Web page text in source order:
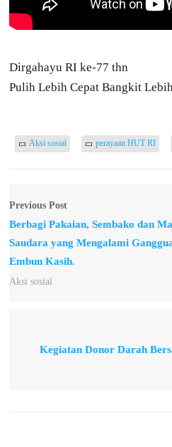
Dirgahayu RI ke-77 thn
Pulih Lebih Cepat Bangkit
Aksi sosial perayaan HUT RI
Previous Post
Berbagi Pakaian, Sembako dan
Saudara yang Mengalami
Embun Kasih.
Aksi sosial
Kegiatan Donor Darah